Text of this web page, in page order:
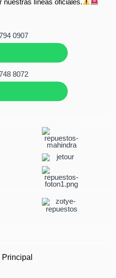
nuestras líneas oficiales.
0907
8072